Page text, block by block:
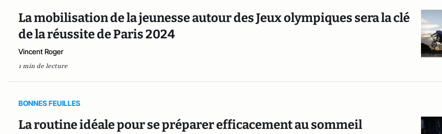
La mobilisation de la jeunesse autour des Jeux olympiques sera la clé
de la réussite de Paris 2024
Vincent Roger
1 min de lecture
BONNES FEUILLES
La routine idéale pour se préparer efficacement au sommeil